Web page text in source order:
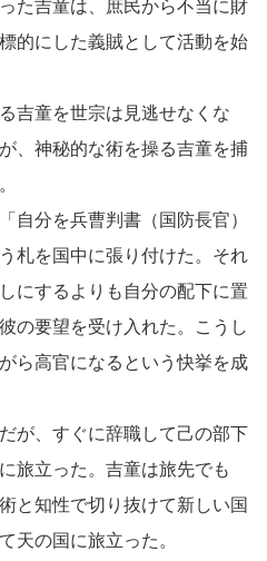
た吉童は、庶民から不当に財
的にした義賊として活動を始
吉童を世宗は見逃せなくな
、神秘的な術を操る吉童を捕
自分を兵曹判書（国防長官）
札を国中に張り付けた。それ
にするよりも自分の配下に置
の要望を受け入れた。こうし
ら高官になるという快挙を成
が、すぐに辞職して己の部下
旅立った。吉童は旅先でも
と知性で切り抜けて新しい国
天の国に旅立った。